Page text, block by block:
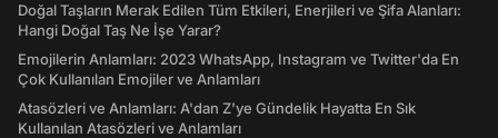
Doğal Taşların Merak Edilen Tüm Etkileri, Enerjileri ve Şifa Alanları:
Hangi Doğal Taş Ne İşe Yarar?
Emojilerin Anlamları: 2023 WhatsApp, Instagram ve Twitter'da En
Çok Kullanılan Emojiler ve Anlamları
Atasözleri ve Anlamları: A'dan Z'ye Gündelik Hayatta En Sık
Kullanılan Atasözleri ve Anlamları